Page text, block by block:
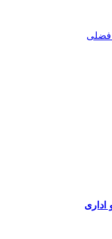
فضلی
اداری